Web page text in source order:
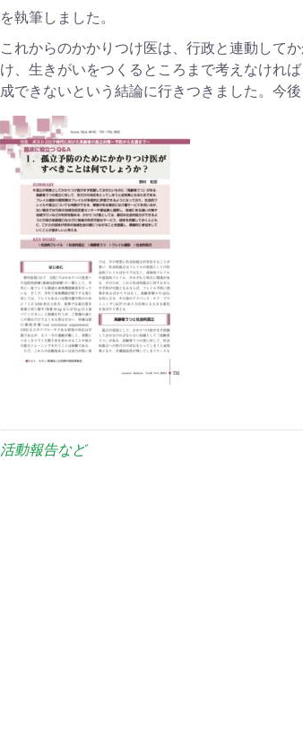
を執筆しました。
これからのかかりつけ医は、行政と連動して
け、生きがいをつくるところまで考えなけれ
成できないという結論に行きつきました。今
活動報告など